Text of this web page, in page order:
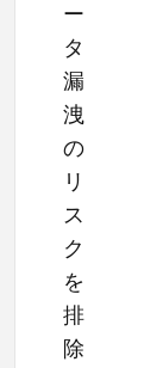
ー
タ
漏
洩
の
リ
ス
ク
を
排
除